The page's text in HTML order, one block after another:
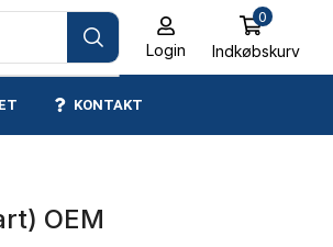
Login
0
Indkøbskurv
KONTAKT
OEM